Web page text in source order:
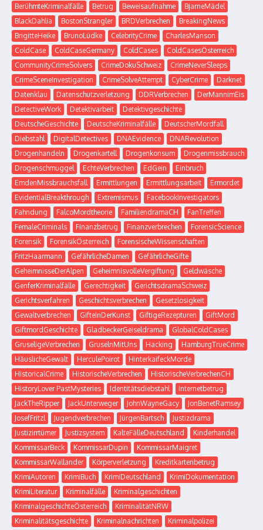
BerühmteKriminalfälle
Betrug Beweisaufnahme
BjarneMädel
BlackDahlia
BostonStrangler BRDVerbrechen
BreakingNews
BrigitteHeike
BrunoLüdke CelebrityCrime
CharlesManson
ColdCase
ColdCaseGermany ColdCases
ColdCasesÖsterreich
CommunityCrimeSolvers
CrimeDokuSchweiz
CrimeNeverSleeps
CrimeSceneInvestigation
CrimeSolveAttempt CyberCrime
Darknet
Datenklau
Datenschutzverletzung DDRVerbrechen
DerMannimEis
DetectiveWork
Detektivarbeit
Detektivgeschichte
DeutscheGeschichte
DeutscheKriminalfälle
DeutscherMordfall
Diebstahl
DigitalDetectives DNAEvidence
DNARevolution
Drogenhandeln
Drogenkartell Drogenkonsum
Drogenmissbrauch
Drogenschmuggel
EchteVerbrechen EdGein
Einbruch
EmdenMissbrauchsfall
Ermittlungen Ermittlungsarbeit
Ermordet
EvidentialBreakthrough
Extremismus
FacebookInvestigators
Fahndung
FalcoMordtheorie FamiliendramaCH
FanTreffen
FemaleCriminals
Finanzbetrug Finanzverbrechen
ForensicScience
Forensik
ForensikÖsterreich
ForensischeWissenschaften
FritzHaarmann
GefährlicheDamen
GefährlicheGifte
GeheimnisseDerAlpen
GeheimnisvolleVergiftung
Geldwäsche
GenferKriminalfälle
Gerechtigkeit
GerichtsdramaSchweiz
Gerichtsverfahren
Geschichtsverbrechen
Gesetzlosigkeit
Gewaltverbrechen
GifteInDerKunst GiftigeRezepturen
GiftMord
GiftmordGeschichte
GladbeckerGeiseldrama
GlobalColdCases
GruseligeVerbrechen
GruselnMitUns Hacking
HamburgTrueCrime
HäuslicheGewalt
HerculePoirot
HinterkaifeckMorde
HistoricalCrime
HistorischeVerbrechen
HistorischeVerbrechenCH
HistoryLover PastMysteries
Identitätsdiebstahl
Internetbetrug
JackTheRipper
JackUnterweger JohnWayneGacy
JonBenetRamsey
JosefFritzl
Jugendverbrechen JürgenBartsch
Justizdrama
Justizirrtümer
Justizsystem KalteFälleDeutschland
Kinderhandel
KommissarBeck
KommissarDupin
KommissarMaigret
KommissarWallander
Körperverletzung
Kreditkartenbetrug
KrimiAutoren
KrimiBuch KrimiDeutschland
KrimiDokumentation
KrimiLiteratur
Kriminalfälle
Kriminalgeschichten
KriminalgeschichteÖsterreich
KriminalitätNRW
Kriminalitätsgeschichte
Kriminalnachrichten
Kriminalpolizei